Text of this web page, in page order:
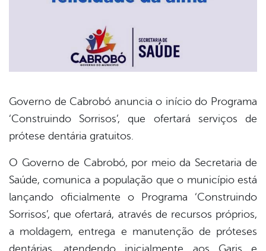
Governo de Cabrobó anuncia o início do Programa
‘Construindo Sorrisos’, que ofertará serviços de
prótese dentária gratuitos.
O Governo de Cabrobó, por meio da Secretaria de
Saúde, comunica a população que o município está
lançando oficialmente o Programa ‘Construindo
Sorrisos’, que ofertará, através de recursos próprios,
a moldagem, entrega e manutenção de próteses